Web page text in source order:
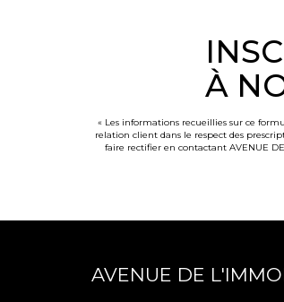
À
« Les informations recueillies sur ce
relation client dans le respect des
faire rectifier en contactant AVENUE
AVENUE DE